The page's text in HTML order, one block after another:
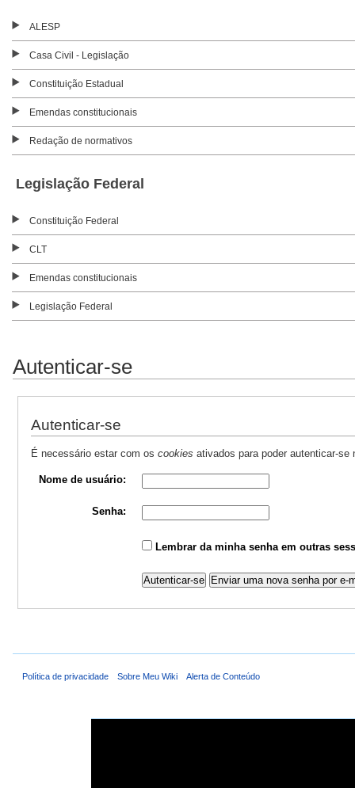
ALESP
Casa Civil - Legislação
Constituição Estadual
Emendas constitucionais
Redação de normativos
Legislação Federal
Constituição Federal
CLT
Emendas constitucionais
Legislação Federal
Autenticar-se
Autenticar-se
É necessário estar com os cookies ativados para poder autenticar-se
Nome de usuário:
Senha:
Lembrar da minha senha em outras
Política de privacidade Sobre Meu Wiki Alerta de Conteúdo